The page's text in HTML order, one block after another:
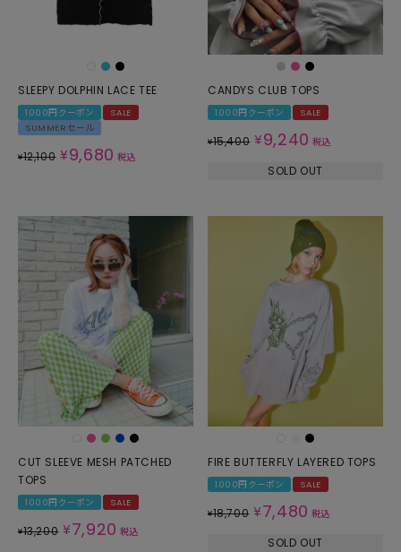
SLEEPY DOLPHIN LACE TEE
1000円クーポン
SALE
SUMMERセール
¥12,100 ¥9,680 税込
CANDYS CLUB TOPS
1000円クーポン SALE
¥15,400 ¥9,240 税込
SOLD OUT
CUT SLEEVE MESH PATCHED
TOPS
1000円クーポン SALE
¥13,200 ¥7,920 税込
FIRE BUTTERFLY LAYERED TOPS
1000円クーポン SALE
¥18,700 ¥7,480 税込
SOLD OUT